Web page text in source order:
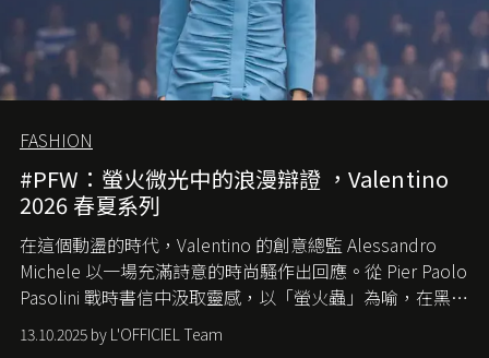
FASHION
#PFW：螢火微光中的浪漫辯證 ，Valentino
2026 春夏系列
在這個動盪的時代， Valentino 的創意總監 Alessandro
Michele 以一場充滿詩意的時尚騷作出回應。從 Pier Paolo
Pasolini 戰時書信中汲取靈感，以「螢火蟲」為喻，在黑暗
中找尋希望的微光。
13.10.2025 by L'OFFICIEL Team